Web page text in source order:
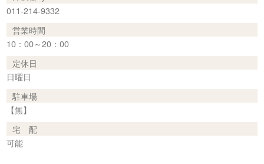
011-214-9332
営業時間
10：00～20：00
定休日
日曜日
駐車場
【無】
宅 配
可能